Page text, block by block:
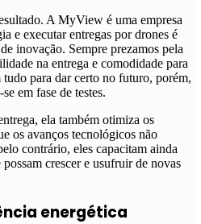
A MyView é uma empresa
e executar entregas por drones é
inovação. Sempre prezamos pela
na entrega e comodidade para
para dar certo no futuro, porém,
em fase de testes.
ela também otimiza os
os avanços tecnológicos não
contrário, eles capacitam ainda
crescer e usufruir de novas
energética